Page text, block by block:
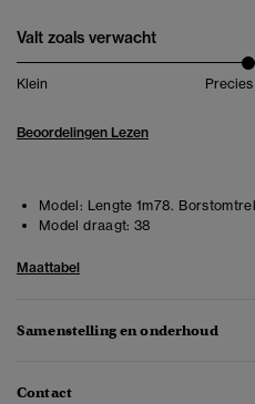
Valt zoals verwacht
Klein
Beoordelingen Lezen
Model: Lengte 1m78.
Model draagt: 38
Maattabel
Samenstelling en onderhoud
Contact